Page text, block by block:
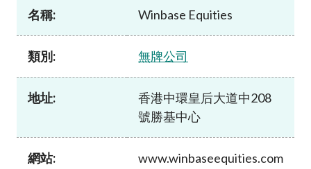
規則及標準
資料庫
加入本會
名稱: Winbase Equities
類別: 無牌公司
地址:
香港中環皇后大道中208
號勝基中心
網站: www.winbaseequities.com